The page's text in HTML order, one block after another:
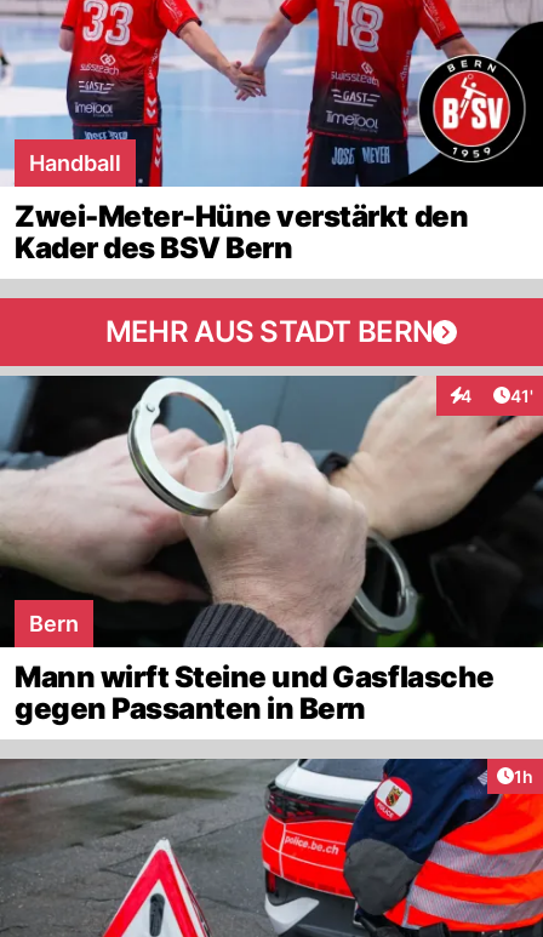
Handball
Zwei-Meter-Hüne verstärkt den
Kader des BSV Bern
MEHR AUS STADT BERN
4 41'
Bern
Mann wirft Steine und Gasflasche
gegen Passanten in Bern
1h